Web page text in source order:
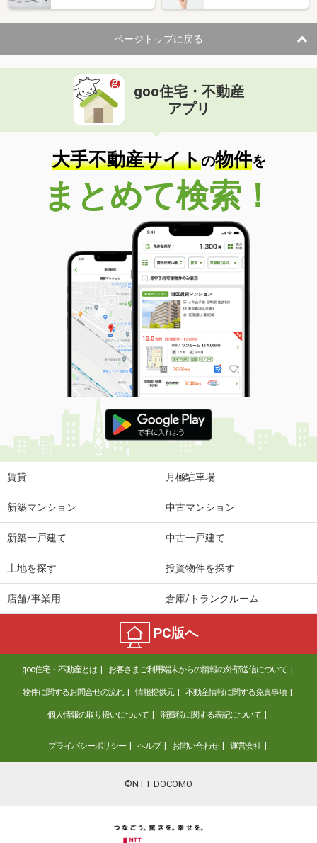
ページトップに戻る
goo住宅・不動産
アプリ
大手不動産サイトの物件を
まとめて検索！
賃貸 月極駐車場
新築マンション 中古マンション
新築一戸建て 中古一戸建て
土地を探す 投資物件を探す
店舗/事業用 倉庫/トランクルーム
PC版へ
goo住宅・不動産とは お客さまご利用端末からの情報の外部送信について
物件に関するお問合せの流れ 情報提供元 不動産情報に関する免責事項
個人情報の取り扱いについて 消費税に関する表記について
プライバシーポリシー ヘルプ お問い合わせ 運営会社
©NTT DOCOMO